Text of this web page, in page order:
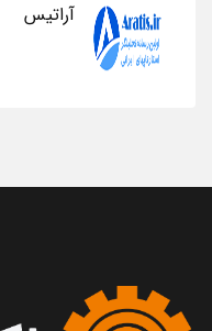
آراتیس